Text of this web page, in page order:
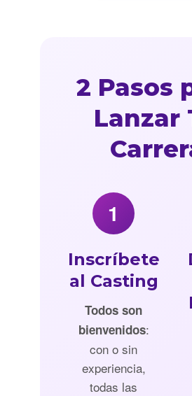
2 Pasos
Lanzar
1
Inscríbete
al Casting
Todos son
bienvenidos:
con o sin
experiencia,
todas las